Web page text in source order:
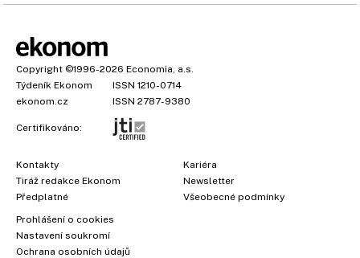
Copyright ©1996-2026 Economia, a.s.
Týdeník Ekonom
ISSN 1210-0714
ekonom.cz
ISSN 2787-9380
Certifikováno:
Kontakty
Tiráž redakce Ekonom
Předplatné
Kariéra
Newsletter
Všeobecné podmínky
Prohlášení o cookies
Nastavení soukromí
Ochrana osobních údajů